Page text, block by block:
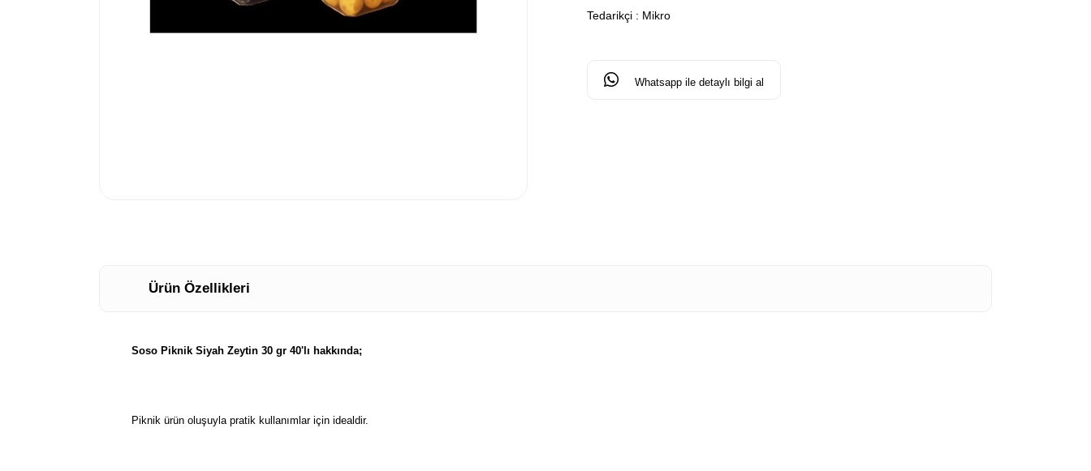
Tedarikçi : Mikro
Whatsapp ile detaylı bilgi al
Ürün Özellikleri
Soso Piknik Siyah Zeytin 30 gr 40'lı hakkında;
Piknik ürün oluşuyla pratik kullanımlar için idealdir.